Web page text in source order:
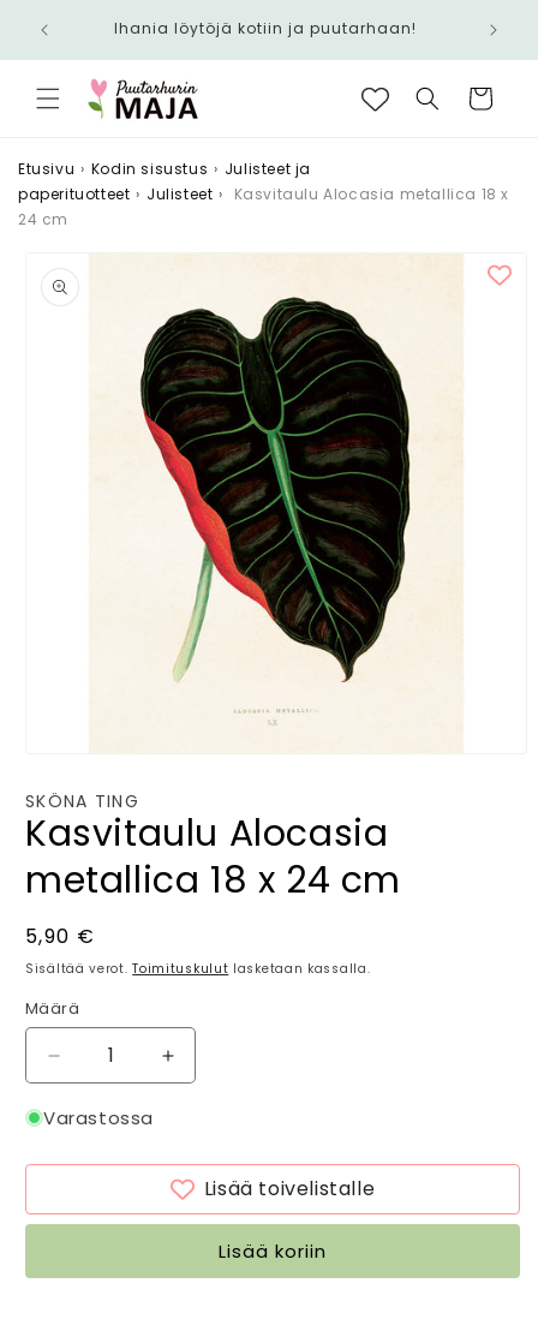
siirry
Nopea toimitus 6,90 € - Ilmainen yli 100 €
tilauksiin
Ostoskori
Etusivu › Kodin sisustus › Julisteet ja
paperituotteet › Julisteet ›
Kasvitaulu Alocasia metallica 18 x
24 cm
tuotetietoihin
1
modaalisessa
ikkunassa
SKÖNA TING
Kasvitaulu Alocasia
metallica 18 x 24 cm
Normaalihinta
5,90 €
Sisältää verot.Toimituskulut lasketaan kassalla.
Määrä
Määrä
Vähennä
tuotteen
Kasvitaulu
metallica
x
Lisää
tuotteen
metallica
18
x
Varastossa
Lisää toivelistalle
Lisää koriin